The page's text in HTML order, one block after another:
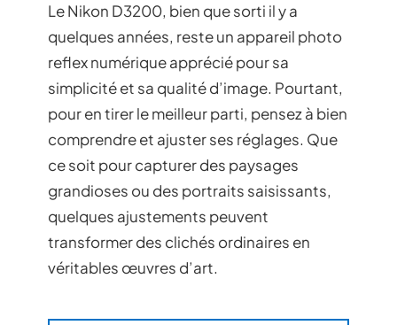
Le Nikon D3200, bien que sorti il y a
quelques années, reste un appareil photo
reflex numérique apprécié pour sa
simplicité et sa qualité d’image. Pourtant,
pour en tirer le meilleur parti, pensez à bien
comprendre et ajuster ses réglages. Que
ce soit pour capturer des paysages
grandioses ou des portraits saisissants,
quelques ajustements peuvent
transformer des clichés ordinaires en
véritables œuvres d’art.